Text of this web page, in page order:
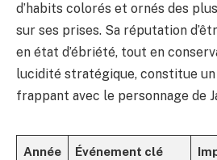
d’habits colorés et ornés des
sur ses prises. Sa réputation
en état d’ébriété, tout en
lucidité stratégique, constitue
frappant avec le personnage de
Année
Événement clé